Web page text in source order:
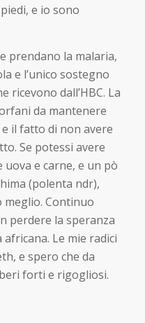
e io sono
prendano la malaria,
e l’unico sostegno
ricevono dall’HBC. La
da mantenere
e il fatto di non avere
Se potessi avere
uova e carne, e un pò
(polenta ndr),
Continuo
perdere la speranza
Le mie radici
e spero che da
forti e rigogliosi.